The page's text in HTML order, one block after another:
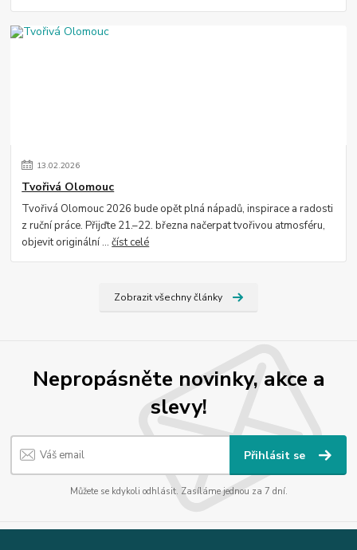
13.02.2026
Tvořivá Olomouc
Tvořivá Olomouc 2026 bude opět plná nápadů, inspirace a radosti
z ruční práce. Přijďte 21.–22. března načerpat tvořivou atmosféru,
objevit originální ...číst celé
Zobrazit všechny články
Nepropásněte novinky, akce a
slevy!
Přihlásit se
Můžete se kdykoli odhlásit. Zasíláme jednou za 7 dní.